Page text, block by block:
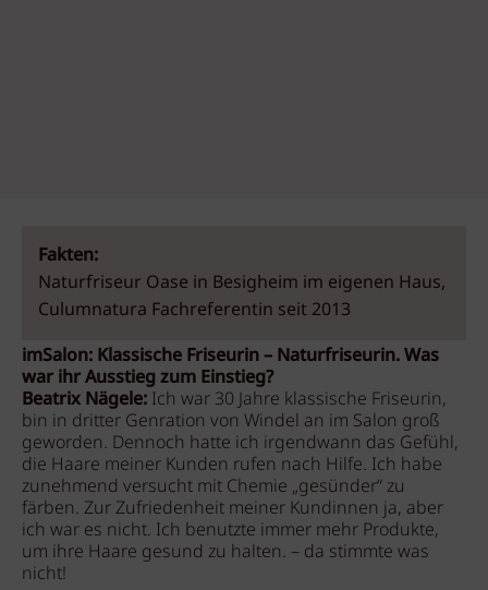
Fakten:
Naturfriseur Oase in Besigheim im eigenen Haus,
Culumnatura Fachreferentin seit 2013
imSalon: Klassische Friseurin – Naturfriseurin. Was
war ihr Ausstieg zum Einstieg?
Beatrix Nägele: Ich war 30 Jahre klassische Friseurin,
bin in dritter Genration von Windel an im Salon groß
geworden. Dennoch hatte ich irgendwann das Gefühl,
die Haare meiner Kunden rufen nach Hilfe. Ich habe
zunehmend versucht mit Chemie „gesünder“ zu
färben. Zur Zufriedenheit meiner Kundinnen ja, aber
ich war es nicht. Ich benutzte immer mehr Produkte,
um ihre Haare gesund zu halten. – da stimmte was
nicht!